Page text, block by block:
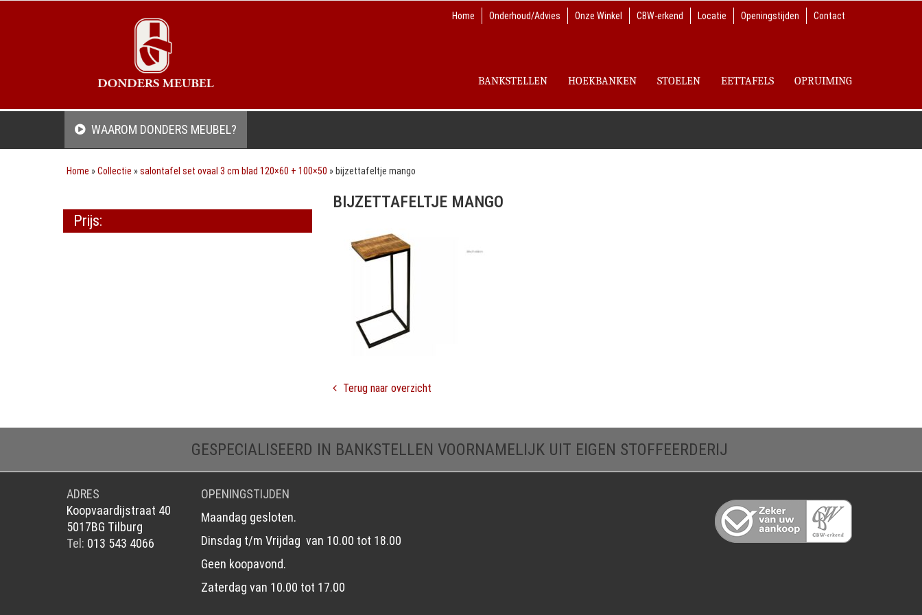
Home Onderhoud/Advies Onze Winkel CBW-erkend Locatie Openingstijden Contact
BANKSTELLEN HOEKBANKEN STOELEN EETTAFELS OPRUIMING
WAAROM DONDERS MEUBEL?
Home »Collectie »salontafel set ovaal 3 cm blad 120×60 + 100×50 » bijzettafeltje mango
Prijs:
BIJZETTAFELTJE MANGO
Terug naar overzicht
GESPECIALISEERD IN BANKSTELLEN VOORNAMELIJK UIT EIGEN STOFFEERDERIJ
ADRES
Koopvaardijstraat 40
5017BG Tilburg
Tel: 013 543 4066
OPENINGSTIJDEN
Maandag gesloten.
Dinsdag t/m Vrijdag van 10.00 tot 18.00
Geen koopavond.
Zaterdag van 10.00 tot 17.00